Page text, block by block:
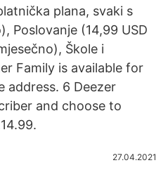
plana, svaki s
Poslovanje (14,99 USD
Škole i
Family is available for
address. 6 Deezer
and choose to
27.04.2021